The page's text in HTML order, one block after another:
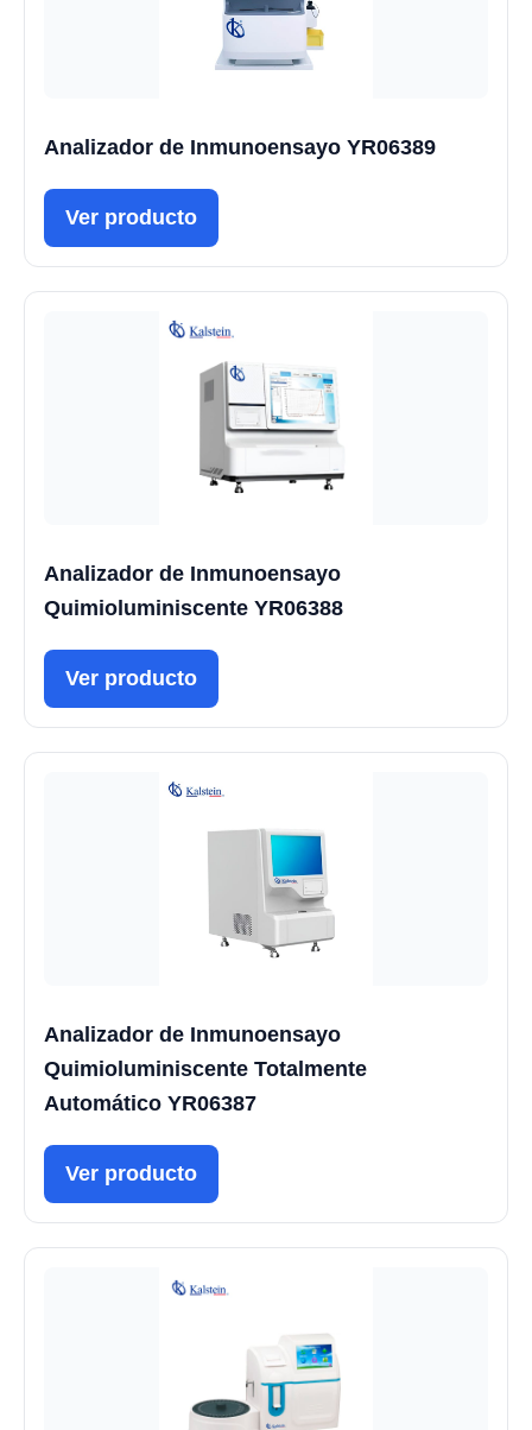
Analizador de Inmunoensayo YR06389
Ver producto
Analizador de Inmunoensayo
Quimioluminiscente YR06388
Ver producto
Analizador de Inmunoensayo
Quimioluminiscente Totalmente
Automático YR06387
Ver producto